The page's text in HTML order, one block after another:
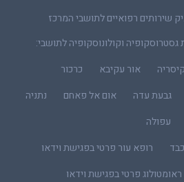
שירותים רפואיים לתושבי המרכז
גסטרוסקופיה וקולונוסקופיה לתושבי:
קיסריה אור עקיבא
כרכור
גבעת עדה אום אל פאחם
נתניה
עפולה
רופא עור פרטי בפגישת וידאו
ראומטולוג פרטי בפגישת וידאו